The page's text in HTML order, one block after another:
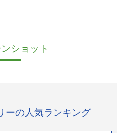
ショット
ーの人気ランキング